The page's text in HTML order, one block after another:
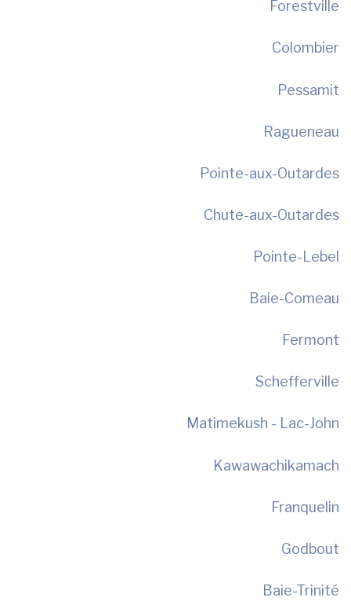
Forestville
Colombier
Pessamit
Ragueneau
Pointe-aux-Outardes
Chute-aux-Outardes
Pointe-Lebel
Baie-Comeau
Fermont
Schefferville
Matimekush - Lac-John
Kawawachikamach
Franquelin
Godbout
Baie-Trinité